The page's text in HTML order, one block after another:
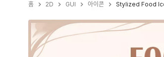
홈 2D GUI 아이콘 Stylized Food
현재 슬라이드: 1 / 2